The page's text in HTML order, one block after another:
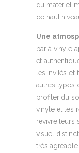
du matériel
de haut
Une
bar à vinyle
et
les invités et
autres types
profiter du
vinyle et les
revivre leurs
visuel
très